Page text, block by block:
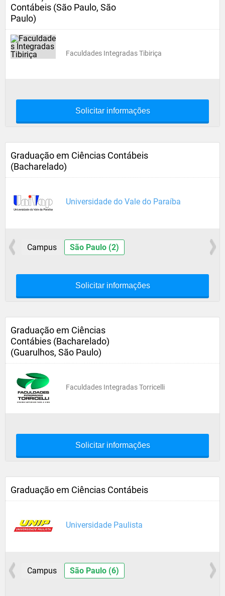
Contábeis (São Paulo, São
Paulo)
Faculdades Integradas Tibiriça
Solicitar informações
Graduação em Ciências Contábeis
(Bacharelado)
Universidade do Vale do Paraíba
Campus São Paulo (2)
Solicitar informações
Graduação em Ciências
Contábies (Bacharelado)
(Guarulhos, São Paulo)
Faculdades Integradas Torricelli
Solicitar informações
Graduação em Ciências Contábeis
Universidade Paulista
Campus São Paulo (6)